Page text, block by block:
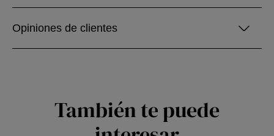
Opiniones de clientes
También te puede